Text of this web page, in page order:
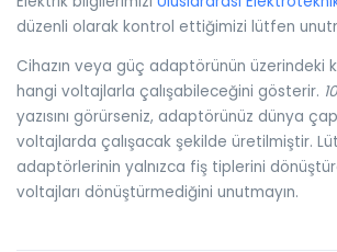
düzenli olarak kontrol ettiğimizi lütfen
Cihazın veya güç adaptörünün üzerindeki
hangi voltajlarla çalışabileceğini gösterir.
yazısını görürseniz, adaptörünüz dünya
voltajlarda çalışacak şekilde üretilmiştir.
adaptörlerinin yalnızca fiş tiplerini
voltajları dönüştürmediğini unutmayın.